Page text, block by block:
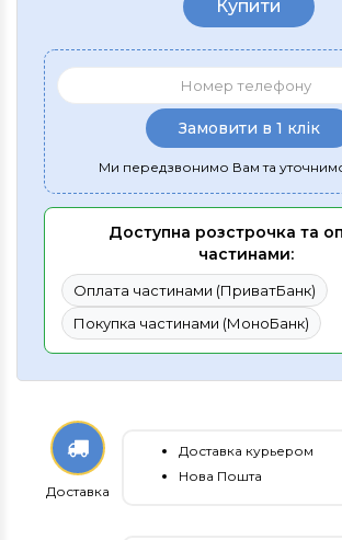
Купити
Замовити в 1 клік
Ми передзвонимо Вам та
Доступна розстрочка та
частинами:
Оплата частинами (ПриватБанк)
Покупка частинами (МоноБанк)
Доставка
Доставка курьером
Нова Пошта